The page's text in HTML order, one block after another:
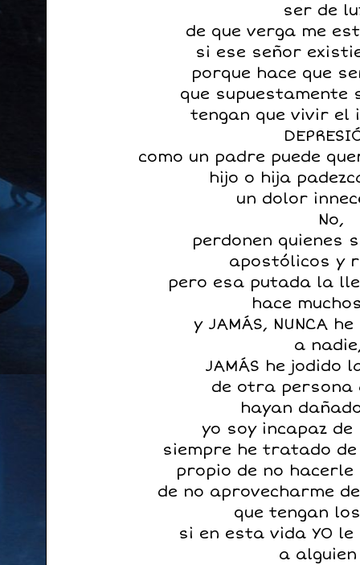
ser de
de que verga me
si ese señor
porque hace que
que supuestamente
tengan que vivir el
como un padre puede
hijo o hija
un dolor
No,
perdonen quienes
apostólicos y
pero esa putada la
hace
y JAMÁS, NUNCA
a
JAMÁS he jodido
de otra persona
hayan
yo soy incapaz
siempre he tratado
propio de no
de no aprovecharme
que tengan
si en esta vida YO le
a